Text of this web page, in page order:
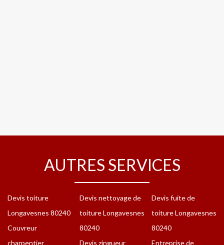
AUTRES SERVICES
Devis toiture
Longavesnes 80240
Couvreur
charpentier
Devis nettoyage de
toiture Longavesnes
80240
Devis zingueur
Devis fuite de
toiture Longavesnes
80240
Entreprise de